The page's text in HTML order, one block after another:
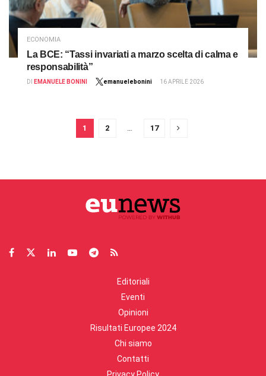
ECONOMIA
La BCE: “Tassi invariati a marzo scelta di calma e
responsabilità”
DI EMANUELE BONINI emanuelebonini 16 APRILE 2026
1 2 … 17
Editoriali
Eventi
Opinioni
Risultati Europee 2024
Chi siamo
Contatti